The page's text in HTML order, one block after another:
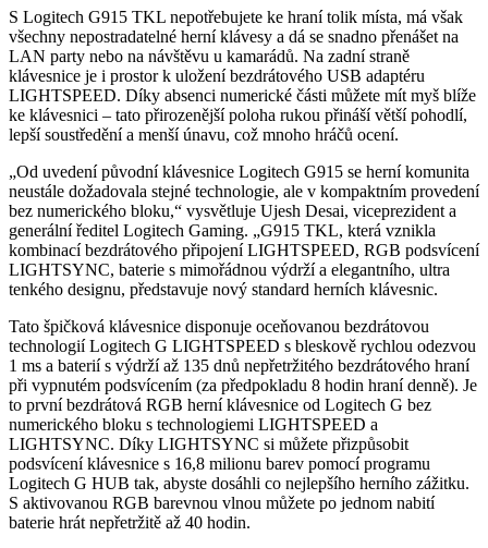
S Logitech G915 TKL nepotřebujete ke hraní tolik místa, má však
všechny nepostradatelné herní klávesy a dá se snadno přenášet na
LAN party nebo na návštěvu u kamarádů. Na zadní straně
klávesnice je i prostor k uložení bezdrátového USB adaptéru
LIGHTSPEED. Díky absenci numerické části můžete mít myš blíže
ke klávesnici – tato přirozenější poloha rukou přináší větší pohodlí,
lepší soustředění a menší únavu, což mnoho hráčů ocení.
„Od uvedení původní klávesnice Logitech G915 se herní komunita
neustále dožadovala stejné technologie, ale v kompaktním provedení
bez numerického bloku,“ vysvětluje Ujesh Desai, viceprezident a
generální ředitel Logitech Gaming. „G915 TKL, která vznikla
kombinací bezdrátového připojení LIGHTSPEED, RGB podsvícení
LIGHTSYNC, baterie s mimořádnou výdrží a elegantního, ultra
tenkého designu, představuje nový standard herních klávesnic.
Tato špičková klávesnice disponuje oceňovanou bezdrátovou
technologií Logitech G LIGHTSPEED s bleskově rychlou odezvou
1 ms a baterií s výdrží až 135 dnů nepřetržitého bezdrátového hraní
při vypnutém podsvícením (za předpokladu 8 hodin hraní denně). Je
to první bezdrátová RGB herní klávesnice od Logitech G bez
numerického bloku s technologiemi LIGHTSPEED a
LIGHTSYNC. Díky LIGHTSYNC si můžete přizpůsobit
podsvícení klávesnice s 16,8 milionu barev pomocí programu
Logitech G HUB tak, abyste dosáhli co nejlepšího herního zážitku.
S aktivovanou RGB barevnou vlnou můžete po jednom nabití
baterie hrát nepřetržitě až 40 hodin.